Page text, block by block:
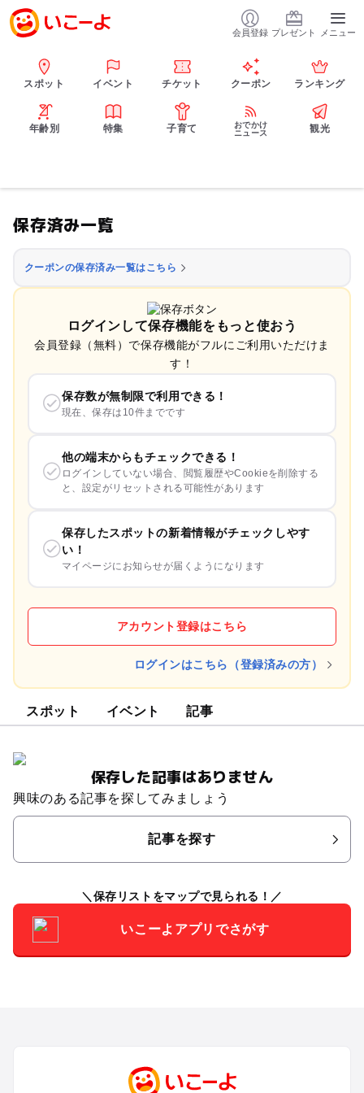
会員登録 プレゼント メニュー
スポット イベント チケット クーポン ランキング
年齢別 特集 子育て
おでかけ
ニュース
観光
保存済み一覧
クーポンの保存済み一覧はこちら
ログインして保存機能をもっと使おう
会員登録（無料）で保存機能がフルにご利用いただけま
す！
保存数が無制限で利用できる！
現在、保存は10件までです
他の端末からもチェックできる！
ログインしていない場合、閲覧履歴やCookieを削除する
と、設定がリセットされる可能性があります
保存したスポットの新着情報がチェックしやす
い！
マイページにお知らせが届くようになります
アカウント登録はこちら
ログインはこちら（登録済みの方）
スポット イベント 記事
保存した記事はありません
興味のある記事を探してみましょう
記事を探す
保存リストをマップで見られる！
いこーよアプリでさがす